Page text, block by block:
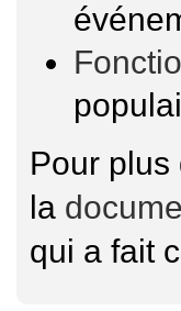
Pour
la
qui a fait